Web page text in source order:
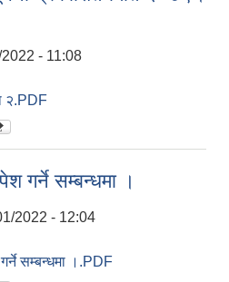
- 11:08
२.PDF
गर्ने सम्बन्धमा ।
2022 - 12:04
सम्बन्धमा ।.PDF